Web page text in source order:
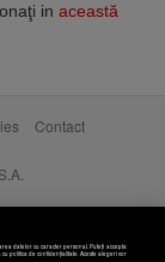
in această
Contact
datelor cu caracter personal. Puteți accepta
politica de confidențialitate. Aceste alegeri vor